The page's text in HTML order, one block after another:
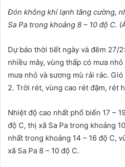
Đón không khí lạnh tăng cường,
Sa Pa trong khoảng 8 – 10 độ C.
Dự báo thời tiết ngày và đêm 27/
nhiều mây, vùng thấp có mưa
mưa nhỏ và sương mù rải rác.
2. Trời rét, vùng cao rét đậm, rét
Nhiệt độ cao nhất phổ biến 17 –
độ C, thị xã Sa Pa trong khoảng
nhất trong khoảng 14 – 16 độ C,
xã Sa Pa 8 – 10 độ C.